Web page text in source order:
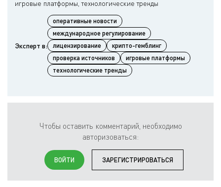
Эксперт в:
оперативные новости
международное регулирование
лицензирование
крипто-гемблинг
проверка источников
игровые платформы
технологические тренды
Чтобы оставить комментарий, необходимо
авторизоваться:
ВОЙТИ ЗАРЕГИСТРИРОВАТЬСЯ